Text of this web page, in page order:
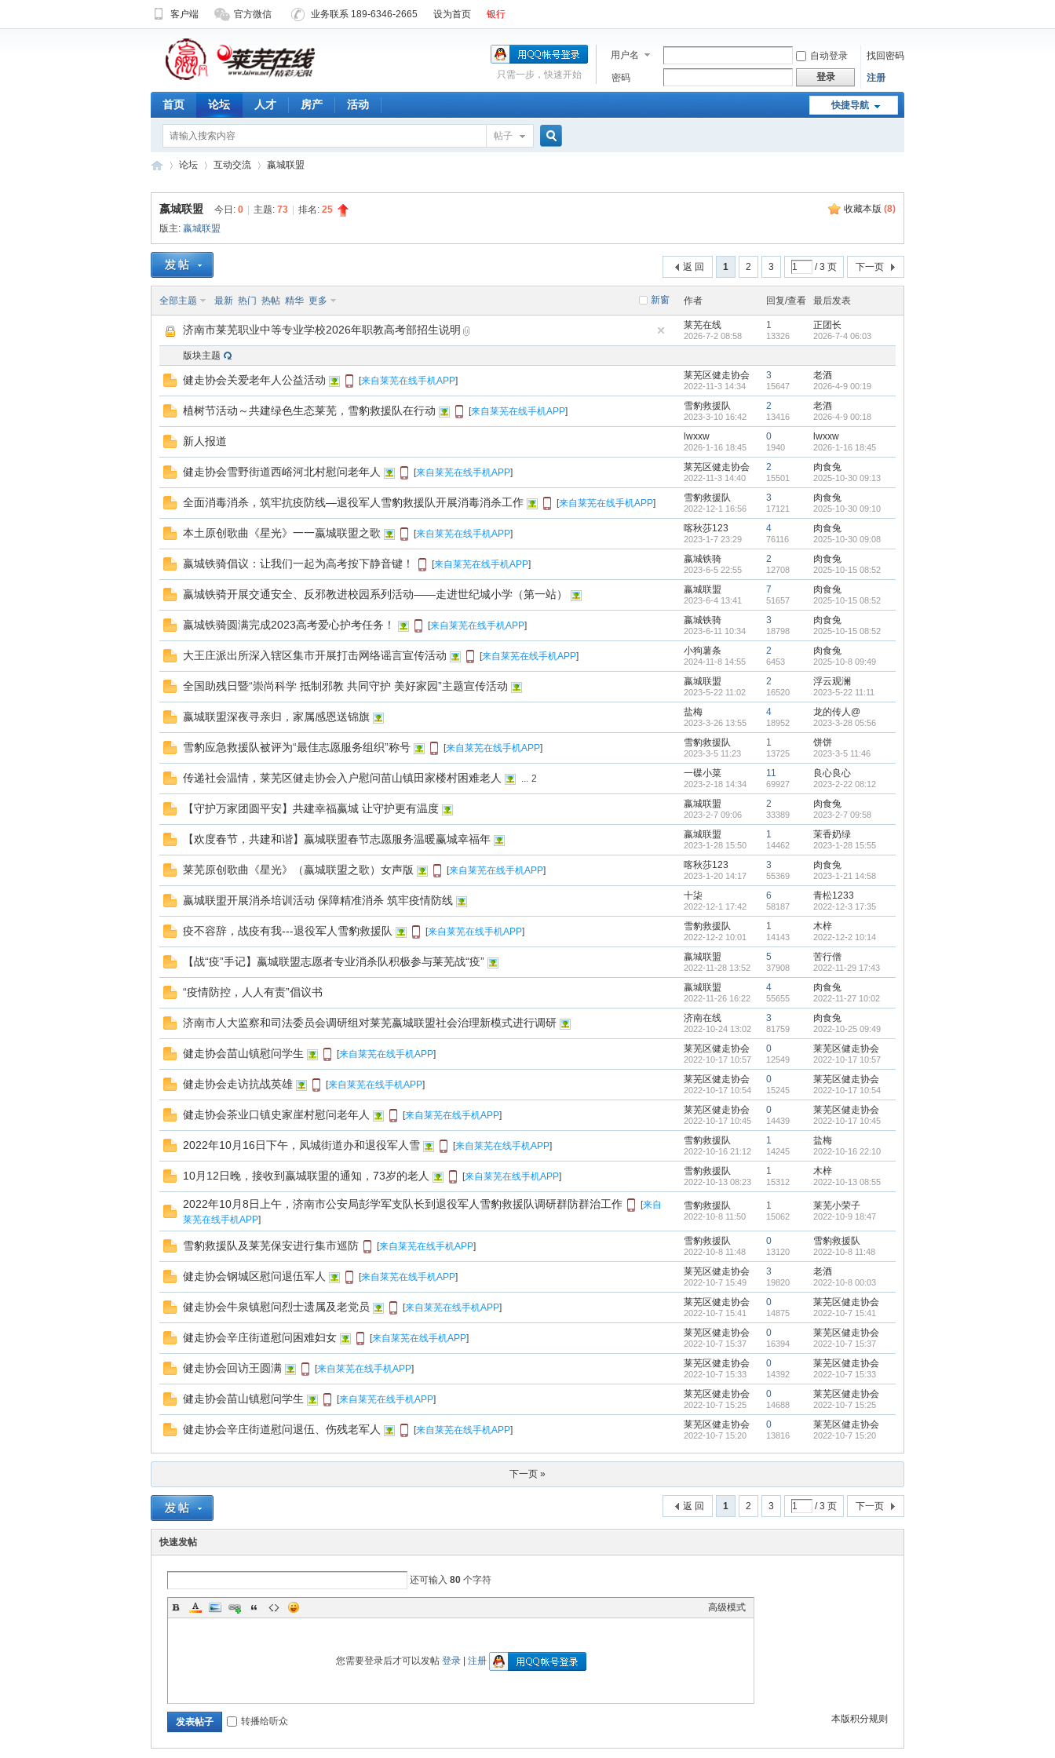
客户端 官方微信 业务联系 189-6346-2665 设为首页 银行
用户名 自动登录
找回密码
密码
登录 注册
只需一步，快速开始
快捷导航
首页 论坛 人才 房产 活动
帖子
济
在
线
»
论坛
›
互动交流 嬴城联盟
收藏本版 (8)
嬴城联盟 今日: 0 主题: 73 排名: 25
版主: 嬴城联盟
1 2 3 / 3 页 下一页
返 回
新窗
全部主题 最新 热门 热帖 精华 更多 作者 回复/查看 最后发表
济南市莱芜职业中等专业学校2026年职教高考部招生说明 莱芜在线
2026-7-2 08:58
1
13326
正团长
2026-7-4 06:03
版块主题
健走协会关爱老年人公益活动 [来自莱芜在线手机APP] 莱芜区健走协会
2022-11-3 14:34
3
15647
老酒
2026-4-9 00:19
植树节活动～共建绿色生态莱芜，雪豹救援队在行动 [来自莱芜在线手机APP] 雪豹救援队
2023-3-10 16:42
2
13416
老酒
2026-4-9 00:18
新人报道 lwxxw
2026-1-16 18:45
0
1940
lwxxw
2026-1-16 18:45
健走协会雪野街道西峪河北村慰问老年人 [来自莱芜在线手机APP] 莱芜区健走协会
2022-11-3 14:40
2
15501
肉食兔
2025-10-30 09:13
全面消毒消杀，筑牢抗疫防线—退役军人雪豹救援队开展消毒消杀工作 [来自莱芜在线手机APP] 雪豹救援队
2022-12-1 16:56
3
17121
肉食兔
2025-10-30 09:10
本土原创歌曲《星光》一一嬴城联盟之歌 [来自莱芜在线手机APP] 喀秋莎123
2023-1-7 23:29
4
76116
肉食兔
2025-10-30 09:08
嬴城铁骑倡议：让我们一起为高考按下静音键！ [来自莱芜在线手机APP] 嬴城铁骑
2023-6-5 22:55
2
12708
肉食兔
2025-10-15 08:52
嬴城铁骑开展交通安全、反邪教进校园系列活动——走进世纪城小学（第一站） 嬴城联盟
2023-6-4 13:41
7
51657
肉食兔
2025-10-15 08:52
嬴城铁骑圆满完成2023高考爱心护考任务！ [来自莱芜在线手机APP] 嬴城铁骑
2023-6-11 10:34
3
18798
肉食兔
2025-10-15 08:52
大王庄派出所深入辖区集市开展打击网络谣言宣传活动 [来自莱芜在线手机APP] 小狗薯条
2024-11-8 14:55
2
6453
肉食兔
2025-10-8 09:49
全国助残日暨“崇尚科学 抵制邪教 共同守护 美好家园”主题宣传活动 嬴城联盟
2023-5-22 11:02
2
16520
浮云观澜
2023-5-22 11:11
嬴城联盟深夜寻亲归，家属感恩送锦旗 盐梅
2023-3-26 13:55
4
18952
龙的传人@
2023-3-28 05:56
雪豹应急救援队被评为“最佳志愿服务组织”称号 [来自莱芜在线手机APP] 雪豹救援队
2023-3-5 11:23
1
13725
饼饼
2023-3-5 11:46
传递社会温情，莱芜区健走协会入户慰问苗山镇田家楼村困难老人 ... 2 一碟小菜
2023-2-18 14:34
11
69927
良心良心
2023-2-22 08:12
【守护万家团圆平安】共建幸福嬴城 让守护更有温度 嬴城联盟
2023-2-7 09:06
2
33389
肉食兔
2023-2-7 09:58
【欢度春节，共建和谐】嬴城联盟春节志愿服务温暖赢城幸福年 嬴城联盟
2023-1-28 15:50
1
14462
茉香奶绿
2023-1-28 15:55
莱芜原创歌曲《星光》（嬴城联盟之歌）女声版 [来自莱芜在线手机APP] 喀秋莎123
2023-1-20 14:17
3
55369
肉食兔
2023-1-21 14:58
嬴城联盟开展消杀培训活动 保障精准消杀 筑牢疫情防线 十柒
2022-12-1 17:42
6
58187
青松1233
2022-12-3 17:35
疫不容辞，战疫有我---退役军人雪豹救援队 [来自莱芜在线手机APP] 雪豹救援队
2022-12-2 10:01
1
14143
木梓
2022-12-2 10:14
【战“疫”手记】嬴城联盟志愿者专业消杀队积极参与莱芜战“疫” 嬴城联盟
2022-11-28 13:52
5
37908
苦行僧
2022-11-29 17:43
“疫情防控，人人有责”倡议书 嬴城联盟
2022-11-26 16:22
4
55655
肉食兔
2022-11-27 10:02
济南市人大监察和司法委员会调研组对莱芜嬴城联盟社会治理新模式进行调研 济南在线
2022-10-24 13:02
3
81759
肉食兔
2022-10-25 09:49
健走协会苗山镇慰问学生 [来自莱芜在线手机APP] 莱芜区健走协会
2022-10-17 10:57
0
12549
莱芜区健走协会
2022-10-17 10:57
健走协会走访抗战英雄 [来自莱芜在线手机APP] 莱芜区健走协会
2022-10-17 10:54
0
15245
莱芜区健走协会
2022-10-17 10:54
健走协会茶业口镇史家崖村慰问老年人 [来自莱芜在线手机APP] 莱芜区健走协会
2022-10-17 10:45
0
14439
莱芜区健走协会
2022-10-17 10:45
2022年10月16日下午，凤城街道办和退役军人雪 [来自莱芜在线手机APP] 雪豹救援队
2022-10-16 21:12
1
14245
盐梅
2022-10-16 22:10
10月12日晚，接收到嬴城联盟的通知，73岁的老人 [来自莱芜在线手机APP] 雪豹救援队
2022-10-13 08:23
1
15312
木梓
2022-10-13 08:55
2022年10月8日上午，济南市公安局彭学军支队长到退役军人雪豹救援队调研群防群治工作 [来自
莱芜在线手机APP]
雪豹救援队
2022-10-8 11:50
1
15062
莱芜小荣子
2022-10-9 18:47
雪豹救援队及莱芜保安进行集市巡防 [来自莱芜在线手机APP] 雪豹救援队
2022-10-8 11:48
0
13120
雪豹救援队
2022-10-8 11:48
健走协会钢城区慰问退伍军人 [来自莱芜在线手机APP] 莱芜区健走协会
2022-10-7 15:49
3
19820
老酒
2022-10-8 00:03
健走协会牛泉镇慰问烈士遗属及老党员 [来自莱芜在线手机APP] 莱芜区健走协会
2022-10-7 15:41
0
14875
莱芜区健走协会
2022-10-7 15:41
健走协会辛庄街道慰问困难妇女 [来自莱芜在线手机APP] 莱芜区健走协会
2022-10-7 15:37
0
16394
莱芜区健走协会
2022-10-7 15:37
健走协会回访王圆满 [来自莱芜在线手机APP] 莱芜区健走协会
2022-10-7 15:33
0
14392
莱芜区健走协会
2022-10-7 15:33
健走协会苗山镇慰问学生 [来自莱芜在线手机APP] 莱芜区健走协会
2022-10-7 15:25
0
14688
莱芜区健走协会
2022-10-7 15:25
健走协会辛庄街道慰问退伍、伤残老军人 [来自莱芜在线手机APP] 莱芜区健走协会
2022-10-7 15:20
0
13816
莱芜区健走协会
2022-10-7 15:20
下一页 »
1 2 3 / 3 页 下一页
返 回
快速发帖
还可输入 80 个字符
高级模式
您需要登录后才可以发帖 登录| 注册
本版积分规则
发表帖子 转播给听众